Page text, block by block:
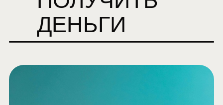
ДЕНЬГИ